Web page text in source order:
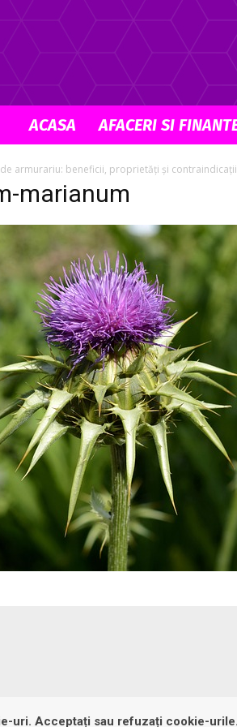
ACASA AFACERI SI
armurariu: beneficii, proprietăți și contraindicații
marianum
uri. Acceptați sau refuzați cookie-